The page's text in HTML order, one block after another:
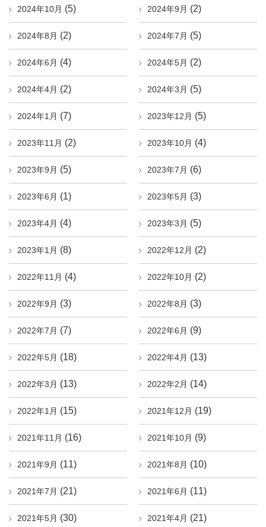
2024年10月 (5) 2024年9月 (2)
2024年8月 (2) 2024年7月 (5)
2024年6月 (4) 2024年5月 (2)
2024年4月 (2) 2024年3月 (5)
2024年1月 (7) 2023年12月 (5)
2023年11月 (2) 2023年10月 (4)
2023年9月 (5) 2023年7月 (6)
2023年6月 (1) 2023年5月 (3)
2023年4月 (4) 2023年3月 (5)
2023年1月 (8) 2022年12月 (2)
2022年11月 (4) 2022年10月 (2)
2022年9月 (3) 2022年8月 (3)
2022年7月 (7) 2022年6月 (9)
2022年5月 (18) 2022年4月 (13)
2022年3月 (13) 2022年2月 (14)
2022年1月 (15) 2021年12月 (19)
2021年11月 (16) 2021年10月 (9)
2021年9月 (11) 2021年8月 (10)
2021年7月 (21) 2021年6月 (11)
2021年5月 (30) 2021年4月 (21)